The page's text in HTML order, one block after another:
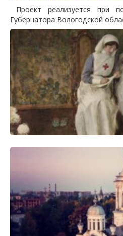
Проект реализуется при
Губернатора Вологодской